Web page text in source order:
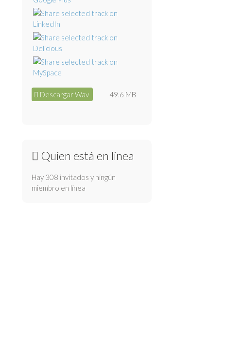
Descargar Wav 49.6 MB
Quien está en linea
Hay 308 invitados y ningún
miembro en línea